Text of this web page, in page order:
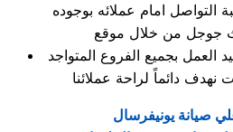
التواصل امام عملائه بوجوده
جوجل من خلال موقع
العمل بجميع الفروع المتواجد
صيانة يونيفرسال